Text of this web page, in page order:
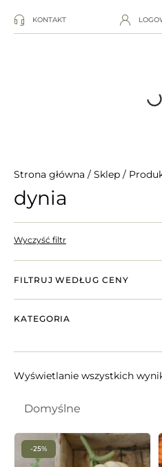
KONTAKT
Strona główna / Sklep /
dynia
Wyczyść filtr
FILTRUJ WEDŁUG CENY
KATEGORIA
Wyświetlanie wszystkich
Domyślne
-25%